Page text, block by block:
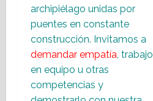
archipiélago unidas por
puentes en constante
construcción. Invitamos a
demandar empatía , trabajo
en equipo u otras
competencias y